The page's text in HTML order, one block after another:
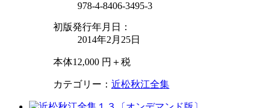
978-4-8406-3495-3
初版発行年月日：
2014年2月25日
本体12,000 円＋税
カテゴリー： 近松秋江全集